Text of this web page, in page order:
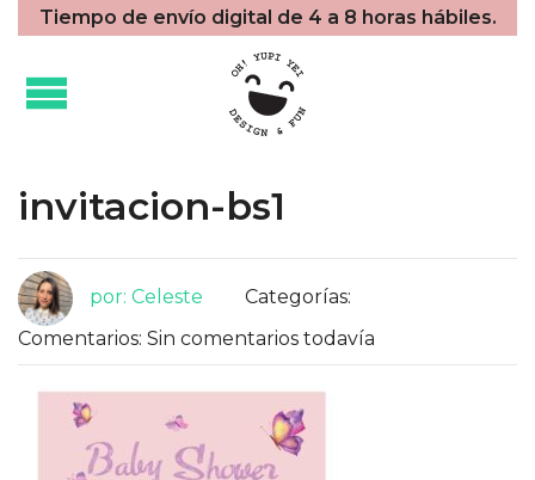
Tiempo de envío digital de 4 a 8 horas hábiles.
invitacion-bs1
por: Celeste
Categorías:
Comentarios: Sin comentarios todavía